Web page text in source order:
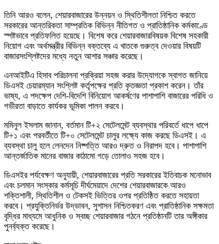
তিনি আরও বলেন, শেয়ারবাজারের উন্নয়ন ও স্থিতিশীলতা নিশ্চিত করতে
সরকারের আন্তরিকতা সাম্প্রতিক বিভিন্ন নীতিগত ও প্রাতিষ্ঠানিক কর্মকাণ্ডে
স্পষ্টভাবে প্রতিফলিত হয়েছে। বিশেষ করে শেয়ারবাজারবিষয়ক বিশেষ সহকারী
নিয়োগ এবং অর্থমন্ত্রীর বিভিন্ন বক্তব্যে এ খাতকে গুরুত্ব দেওয়ার বিষয়টি
বাজারসংশ্লিষ্টদের মধ্যে নতুন আশার সঞ্চার করেছে।
এনআইটিএ হিসাব পরিচালনা প্রক্রিয়া সহজ করার উদ্যোগকে স্বাগত জানিয়ে
ডিএসই চেয়ারম্যান সংশ্লিষ্ট কর্তৃপক্ষের প্রতি কৃতজ্ঞতা প্রকাশ করেন। তাঁর
ভাষ্য, এ পদক্ষেপ দেশি-বিদেশি বিনিয়োগ আকর্ষণের পাশাপাশি বাজারের পরিধি ও
গভীরতা বাড়াতে কার্যকর ভূমিকা পালন করবে।
মমিনুল ইসলাম জানান, বর্তমান টি+২ সেটেলমেন্ট ব্যবস্থার পরিবর্তে ধাপে ধাপে
টি+১ এবং পরবর্তীতে টি+০ সেটেলমেন্ট চালুর লক্ষ্যে কাজ করছে ডিএসই। এ
ব্যবস্থা চালু হলে লেনদেন নিষ্পত্তি আরও দ্রুত ও নিরাপদ হবে। পাশাপাশি
আন্তর্জাতিক মানের বাজার কাঠামো গড়ে তোলাও সহজ হবে।
ডিএসইর পর্যবেক্ষণ অনুযায়ী, শেয়ারবাজারের প্রতি সরকারের ইতিবাচক মনোভাব
এবং চলমান সংস্কার কর্মসূচি দীর্ঘমেয়াদে দেশের শেয়ারবাজারকে আরও
শক্তিশালী, স্থিতিশীল ও টেকসই ভিত্তির ওপর প্রতিষ্ঠিত করতে সহায়তা
করবে। প্রযুক্তিনির্ভর উদ্ভাবন, সুশাসন নিশ্চিতকরণ এবং প্রাতিষ্ঠানিক সক্ষমতা
বৃদ্ধির মাধ্যমে আধুনিক ও স্বচ্ছ শেয়ারবাজার গঠনে প্রতিষ্ঠানটি তার অঙ্গীকার
পুনর্ব্যক্ত করেছে।